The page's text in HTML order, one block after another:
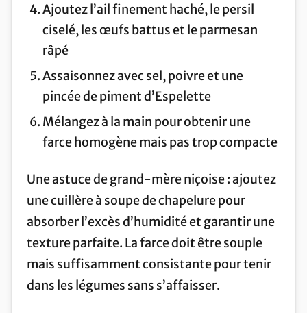
Ajoutez l’ail finement haché, le persil
ciselé, les œufs battus et le parmesan
râpé
Assaisonnez avec sel, poivre et une
pincée de piment d’Espelette
Mélangez à la main pour obtenir une
farce homogène mais pas trop compacte
Une astuce de grand-mère niçoise : ajoutez
une cuillère à soupe de chapelure pour
absorber l’excès d’humidité et garantir une
texture parfaite. La farce doit être souple
mais suffisamment consistante pour tenir
dans les légumes sans s’affaisser.